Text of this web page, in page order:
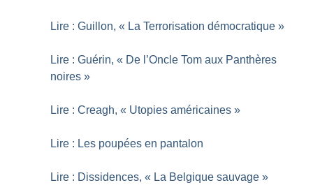
Lire : Guillon, « La Terrorisation démocratique »
Lire : Guérin, « De l’Oncle Tom aux Panthères
noires »
Lire : Creagh, « Utopies américaines »
Lire : Les poupées en pantalon
Lire : Dissidences, « La Belgique sauvage »